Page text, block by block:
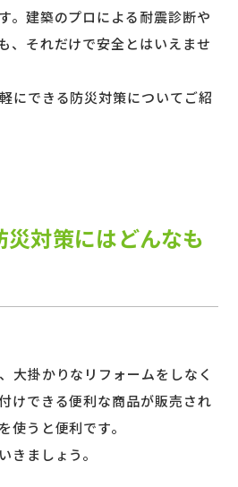
。建築のプロによる耐震診断や
、それだけで安全とはいえませ
にできる防災対策についてご紹
災対策にはどんなも
大掛かりなリフォームをしなく
けできる便利な商品が販売され
使うと便利です。
きましょう。